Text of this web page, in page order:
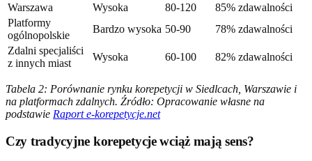
Warszawa
Wysoka 80-120
85% zdawalności
Platformy
ogólnopolskie
Bardzo wysoka 50-90
78% zdawalności
Zdalni specjaliści
z innych miast
Wysoka 60-100 82% zdawalności
Tabela 2: Porównanie rynku korepetycji w Siedlcach, Warszawie i
na platformach zdalnych. Źródło: Opracowanie własne na
podstawie Raport e-korepetycje.net
Czy tradycyjne korepetycje wciąż mają sens?